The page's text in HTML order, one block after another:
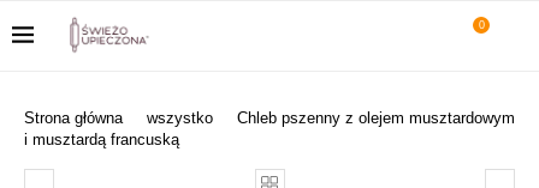
0
Strona główna wszystko
Chleb pszenny z olejem musztardowym
i musztardą francuską